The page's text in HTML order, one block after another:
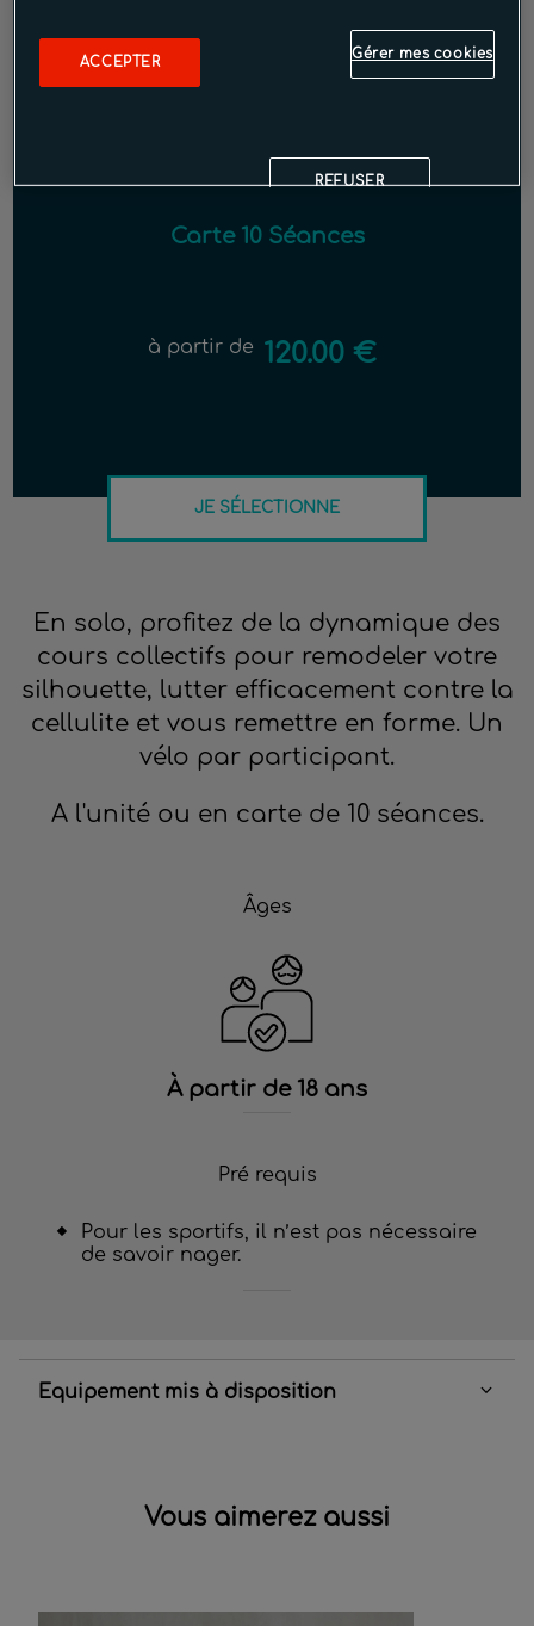
Carte 10 Séances
à partir de 120.00 €
JE SÉLECTIONNE
En solo, profitez de la dynamique des
cours collectifs pour remodeler votre
silhouette, lutter efficacement contre la
cellulite et vous remettre en forme. Un
vélo par participant.
A l'unité ou en carte de 10 séances.
Âges
À partir de 18 ans
Pré requis
Pour les sportifs, il n’est pas nécessaire
de savoir nager.
Equipement mis à disposition
Vous aimerez aussi
Gérer mes cookies
REFUSER
ACCEPTER